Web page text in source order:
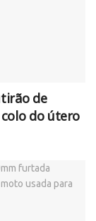
de
do útero